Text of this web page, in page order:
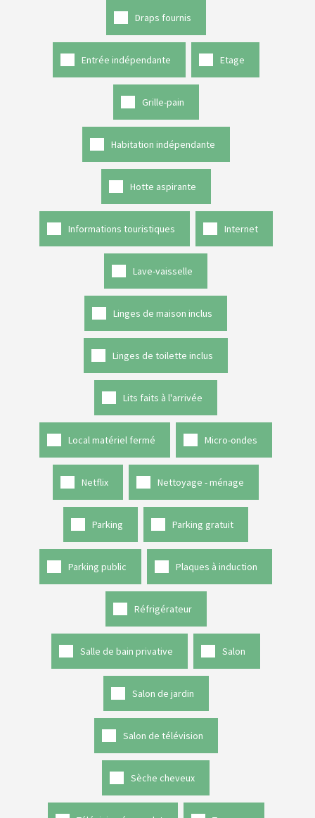
Draps fournis
Entrée indépendante Etage
Grille-pain
Habitation indépendante
Hotte aspirante
Informations touristiques Internet
Lave-vaisselle
Linges de maison inclus
Linges de toilette inclus
Lits faits à l'arrivée
Local matériel fermé Micro-ondes
Netflix Nettoyage - ménage
Parking Parking gratuit
Parking public Plaques à induction
Réfrigérateur
Salle de bain privative Salon
Salon de jardin
Salon de télévision
Sèche cheveux